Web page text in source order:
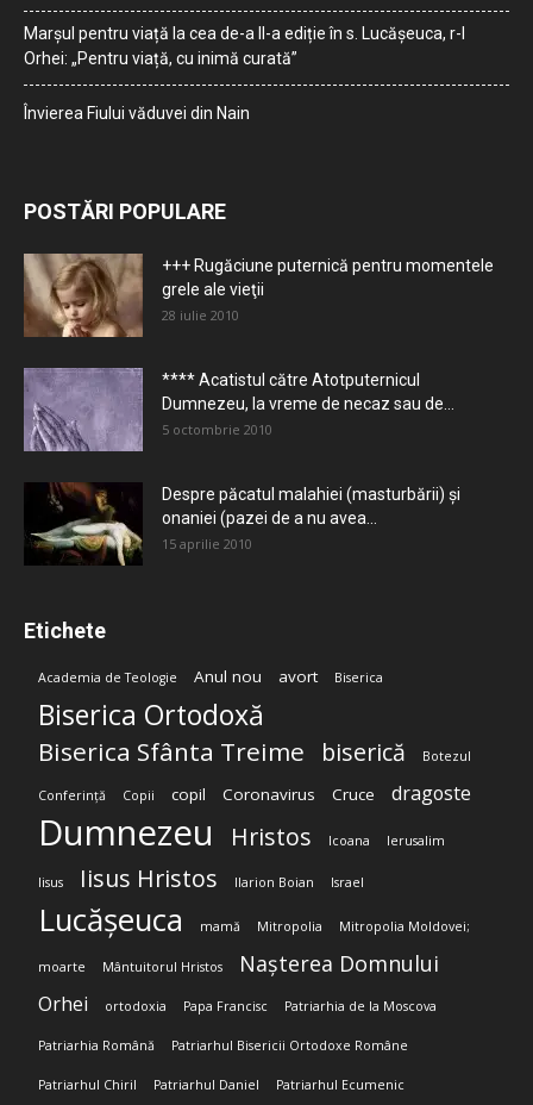
Marșul pentru viață la cea de-a II-a ediție în s. Lucășeuca, r-l
Orhei: „Pentru viață, cu inimă curată”
Învierea Fiului văduvei din Nain
POSTĂRI POPULARE
+++ Rugăciune puternică pentru momentele
grele ale vieţii
28 iulie 2010
**** Acatistul către Atotputernicul
Dumnezeu, la vreme de necaz sau de...
5 octombrie 2010
Despre păcatul malahiei (masturbării) şi
onaniei (pazei de a nu avea...
15 aprilie 2010
Etichete
Academia de Teologie Anul nou avort Biserica
Biserica Ortodoxă
Biserica Sfânta Treime biserică Botezul
Conferință Copii copil Coronavirus Cruce dragoste
Dumnezeu Hristos Icoana Ierusalim
Iisus Iisus Hristos Ilarion Boian Israel
Lucășeuca mamă Mitropolia Mitropolia Moldovei;
moarte Mântuitorul Hristos Nașterea Domnului
Orhei ortodoxia Papa Francisc Patriarhia de la Moscova
Patriarhia Română Patriarhul Bisericii Ortodoxe Române
Patriarhul Chiril Patriarhul Daniel Patriarhul Ecumenic